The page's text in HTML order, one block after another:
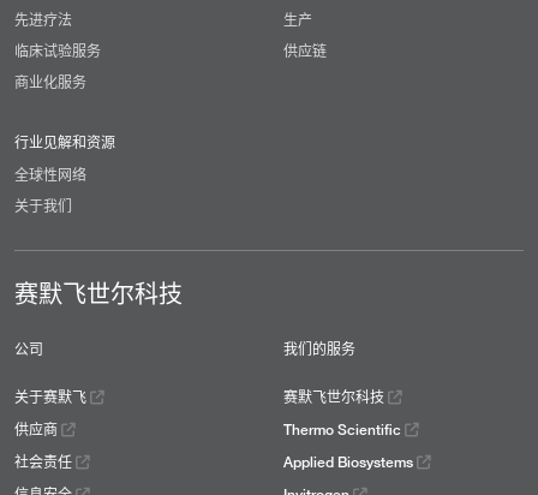
先进疗法
临床试验服务
商业化服务
生产
供应链
行业见解和资源
全球性网络
关于我们
赛默飞世尔科技
公司
关于赛默飞
供应商
社会责任
我们的服务
赛默飞世尔科技
Thermo Scientific
Applied Biosystems